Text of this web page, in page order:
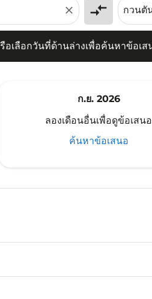
close compare_arrows
เลือกวันที่ด้านล่างเพื่อค้นหาข้อเส
ก.ย. 2026
ลองเดือนอื่นเพื่อดูข้อเสนอ
ค้นหาข้อเสนอ
CEI–KUA: cmp-
CEI–KUA: